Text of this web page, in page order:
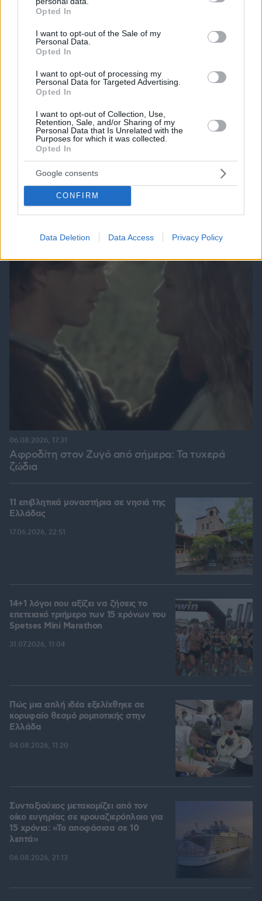
grant or deny consent to Google and its third-party tags to
use your data for below specified purposes in below Google
consent section.
Opted In
I want to opt-out of the Sale of my
Personal Data.
Opted In
I want to opt-out of processing my
Personal Data for Targeted Advertising.
Opted In
I want to opt-out of Collection, Use,
Retention, Sale, and/or Sharing of my
Personal Data that Is Unrelated with the
Purposes for which it was collected.
Opted In
Google consents
CONFIRM
Data Deletion Data Access Privacy Policy
Ποιο αυτοκίνητο βενζίνης έκανε 1.980 χλμ με έναν
ανεφοδιασμό;
06.08.2026, 19:12
Αφροδίτη στον Ζυγό από σήμερα: Τα τυχερά
ζώδια
06.08.2026, 17:31
11 επιβλητικά μοναστήρια σε νησιά της
Ελλάδας
17.06.2026, 22:51
14+1 λόγοι που αξίζει να ζήσεις το
επετειακό τριήμερο των 15 χρόνων του
Spetses Mini Marathon
31.07.2026, 11:04
Πώς μια απλή ιδέα εξελίχθηκε σε
κορυφαίο θεσμό ρομποτικής στην
Ελλάδα
04.08.2026, 11:20
Συνταξιούχος μετακομίζει από τον
οίκο ευγηρίας σε κρουαζιερόπλοιο για
15 χρόνια: «Το αποφάσισα σε 10
λεπτά»
06.08.2026, 21:13